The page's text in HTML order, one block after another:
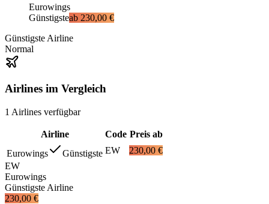
Eurowings
Günstigsteab 230,00 €
Günstigste Airline
Normal
Airlines im Vergleich
1 Airlines verfügbar
Airline Code Preis ab
Eurowings
Günstigste EW
230,00 €
EW
Eurowings
Günstigste Airline
230,00 €